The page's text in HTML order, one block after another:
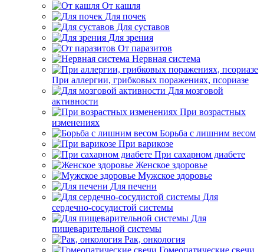
От кашля
Для почек
Для суставов
Для зрения
От паразитов
Нервная система
При аллергии, грибковых поражениях, псориазе
Для мозговой
активности
При возрастных
изменениях
Борьба с лишним весом
При варикозе
При сахарном диабете
Женское здоровье
Мужское здоровье
Для печени
Для
сердечно-сосудистой системы
Для
пищеварительной системы
Рак, онкология
Гомеопатические свечи